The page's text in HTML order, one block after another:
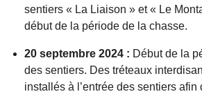
sentiers « La Liaison » et « Le
début de la période de la chasse.
20 septembre 2024 : Début de la
des sentiers. Des tréteaux
installés à l’entrée des sentiers afin